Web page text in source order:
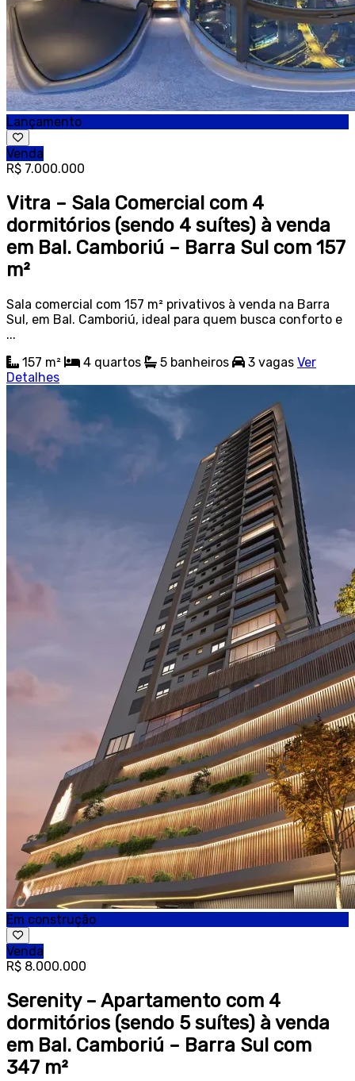
Lançamento
Venda
R$ 7.000.000
Vitra – Sala Comercial com 4
dormitórios (sendo 4 suítes) à venda
em Bal. Camboriú – Barra Sul com 157
m²
Sala comercial com 157 m² privativos à venda na Barra
Sul, em Bal. Camboriú, ideal para quem busca conforto e
...
157 m²
4 quartos 5 banheiros 3 vagas Ver
Detalhes
Em construção
Venda
R$ 8.000.000
Serenity – Apartamento com 4
dormitórios (sendo 5 suítes) à venda
em Bal. Camboriú – Barra Sul com
347 m²